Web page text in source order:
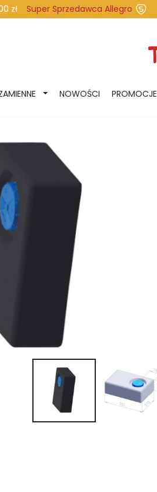
zł Super Sprzedawca Allegro
NOWOŚCI PROMOCJE